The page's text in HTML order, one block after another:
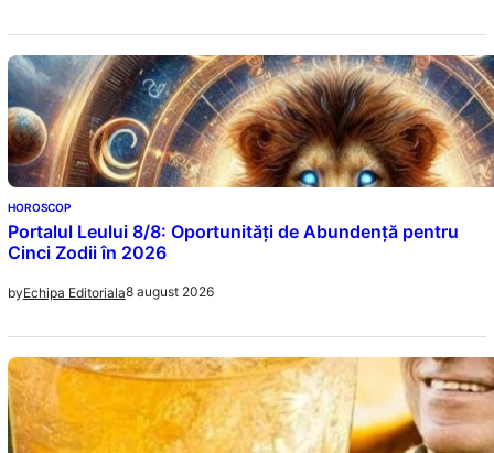
HOROSCOP
Portalul Leului 8/8: Oportunități de Abundență pentru
Cinci Zodii în 2026
byEchipa Editoriala8 august 2026